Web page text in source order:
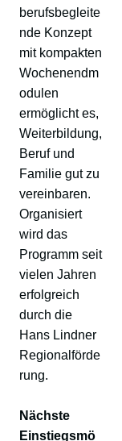
berufsbegleite
nde Konzept
mit kompakten
Wochenendm
odulen
ermöglicht es,
Weiterbildung,
Beruf und
Familie gut zu
vereinbaren.
Organisiert
wird das
Programm seit
vielen Jahren
erfolgreich
durch die
Hans Lindner
Regionalförde
rung.
Nächste
Einstiegsmö